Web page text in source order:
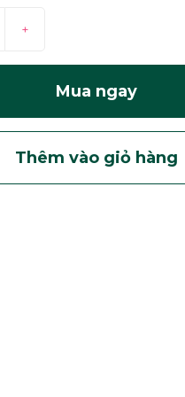
+
Mua ngay
Thêm vào giỏ hàng